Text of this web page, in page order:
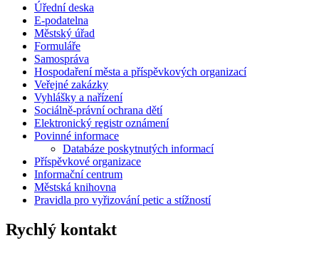
Úřední deska
E-podatelna
Městský úřad
Formuláře
Samospráva
Hospodaření města a příspěvkových organizací
Veřejné zakázky
Vyhlášky a nařízení
Sociálně-právní ochrana dětí
Elektronický registr oznámení
Povinné informace
Databáze poskytnutých informací
Příspěvkové organizace
Informační centrum
Městská knihovna
Pravidla pro vyřizování petic a stížností
Rychlý kontakt